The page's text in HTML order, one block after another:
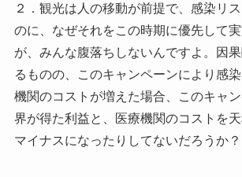
２．観光は人の移動が前提で、感染リ
のに、なぜそれをこの時期に優先して
が、みんな腹落ちしないんですよ。因
るものの、このキャンペーンにより感
機関のコストが増えた場合、このキャ
界が得た利益と、医療機関のコストを天
マイナスになったりしてないだろうか？